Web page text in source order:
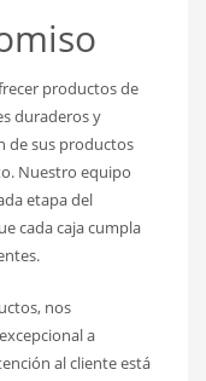
productos de
duraderos y
de sus productos
Nuestro equipo
etapa del
cada caja cumpla
nos
a
al cliente está